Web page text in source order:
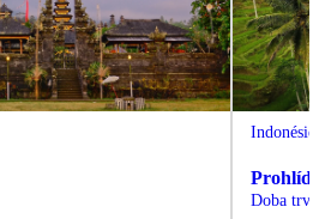
Indonésie
Doba